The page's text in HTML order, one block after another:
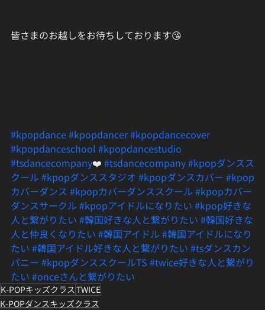
皆さまのお越しをお待ちしております😘
#kpopdance#kpopdancer#kpopdancecover
#kpopdanceschool #kpopdancestudio
#tsdancecompany❤️ #tsdancecompany#kpopダンスス
クール #kpopダンススタジオ #kpopダンスカバー #kpop
カバーダンス #kpopカバーダンススクール #kpopカバー
ダンスサークル #kpopアイドルになりたい #kpop好きな
人と繋がりたい #韓国好きな人と繋がりたい #韓国好きな
人と仲良くなりたい #韓国アイドル #韓国アイドルになり
たい #韓国アイドル好きな人と繋がりたい #tsダンスカン
パニー #kpopダンススクールTS #twice好きな人と繋がり
たい #onceさんと繋がりたい
K-POPキッズクラス TWICE
K-POPダンスキッズクラス